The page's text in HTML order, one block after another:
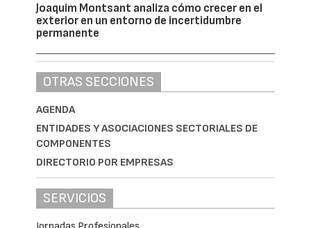
Joaquim Montsant analiza cómo crecer en el
exterior en un entorno de incertidumbre
permanente
OTRAS SECCIONES
AGENDA
ENTIDADES Y ASOCIACIONES SECTORIALES DE
COMPONENTES
DIRECTORIO POR EMPRESAS
SERVICIOS